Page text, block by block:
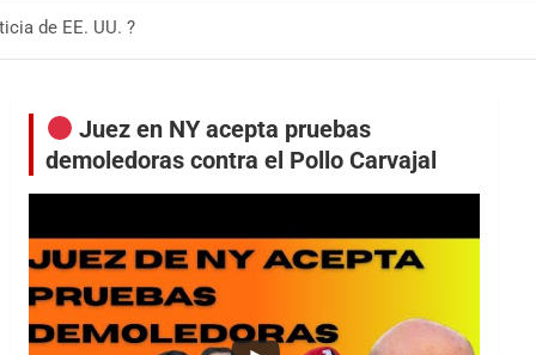
de EE. UU. ?
Juez en NY acepta pruebas
demoledoras contra el Pollo Carvajal